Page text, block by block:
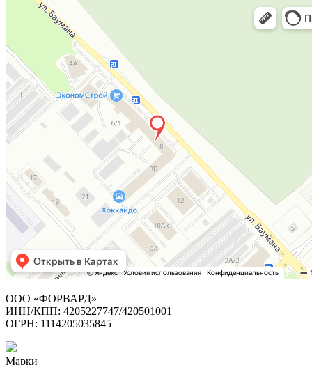
ООО «ФОРВАРД»
ИНН/КПП: 4205227747/420501001
ОГРН: 1114205035845
Марки